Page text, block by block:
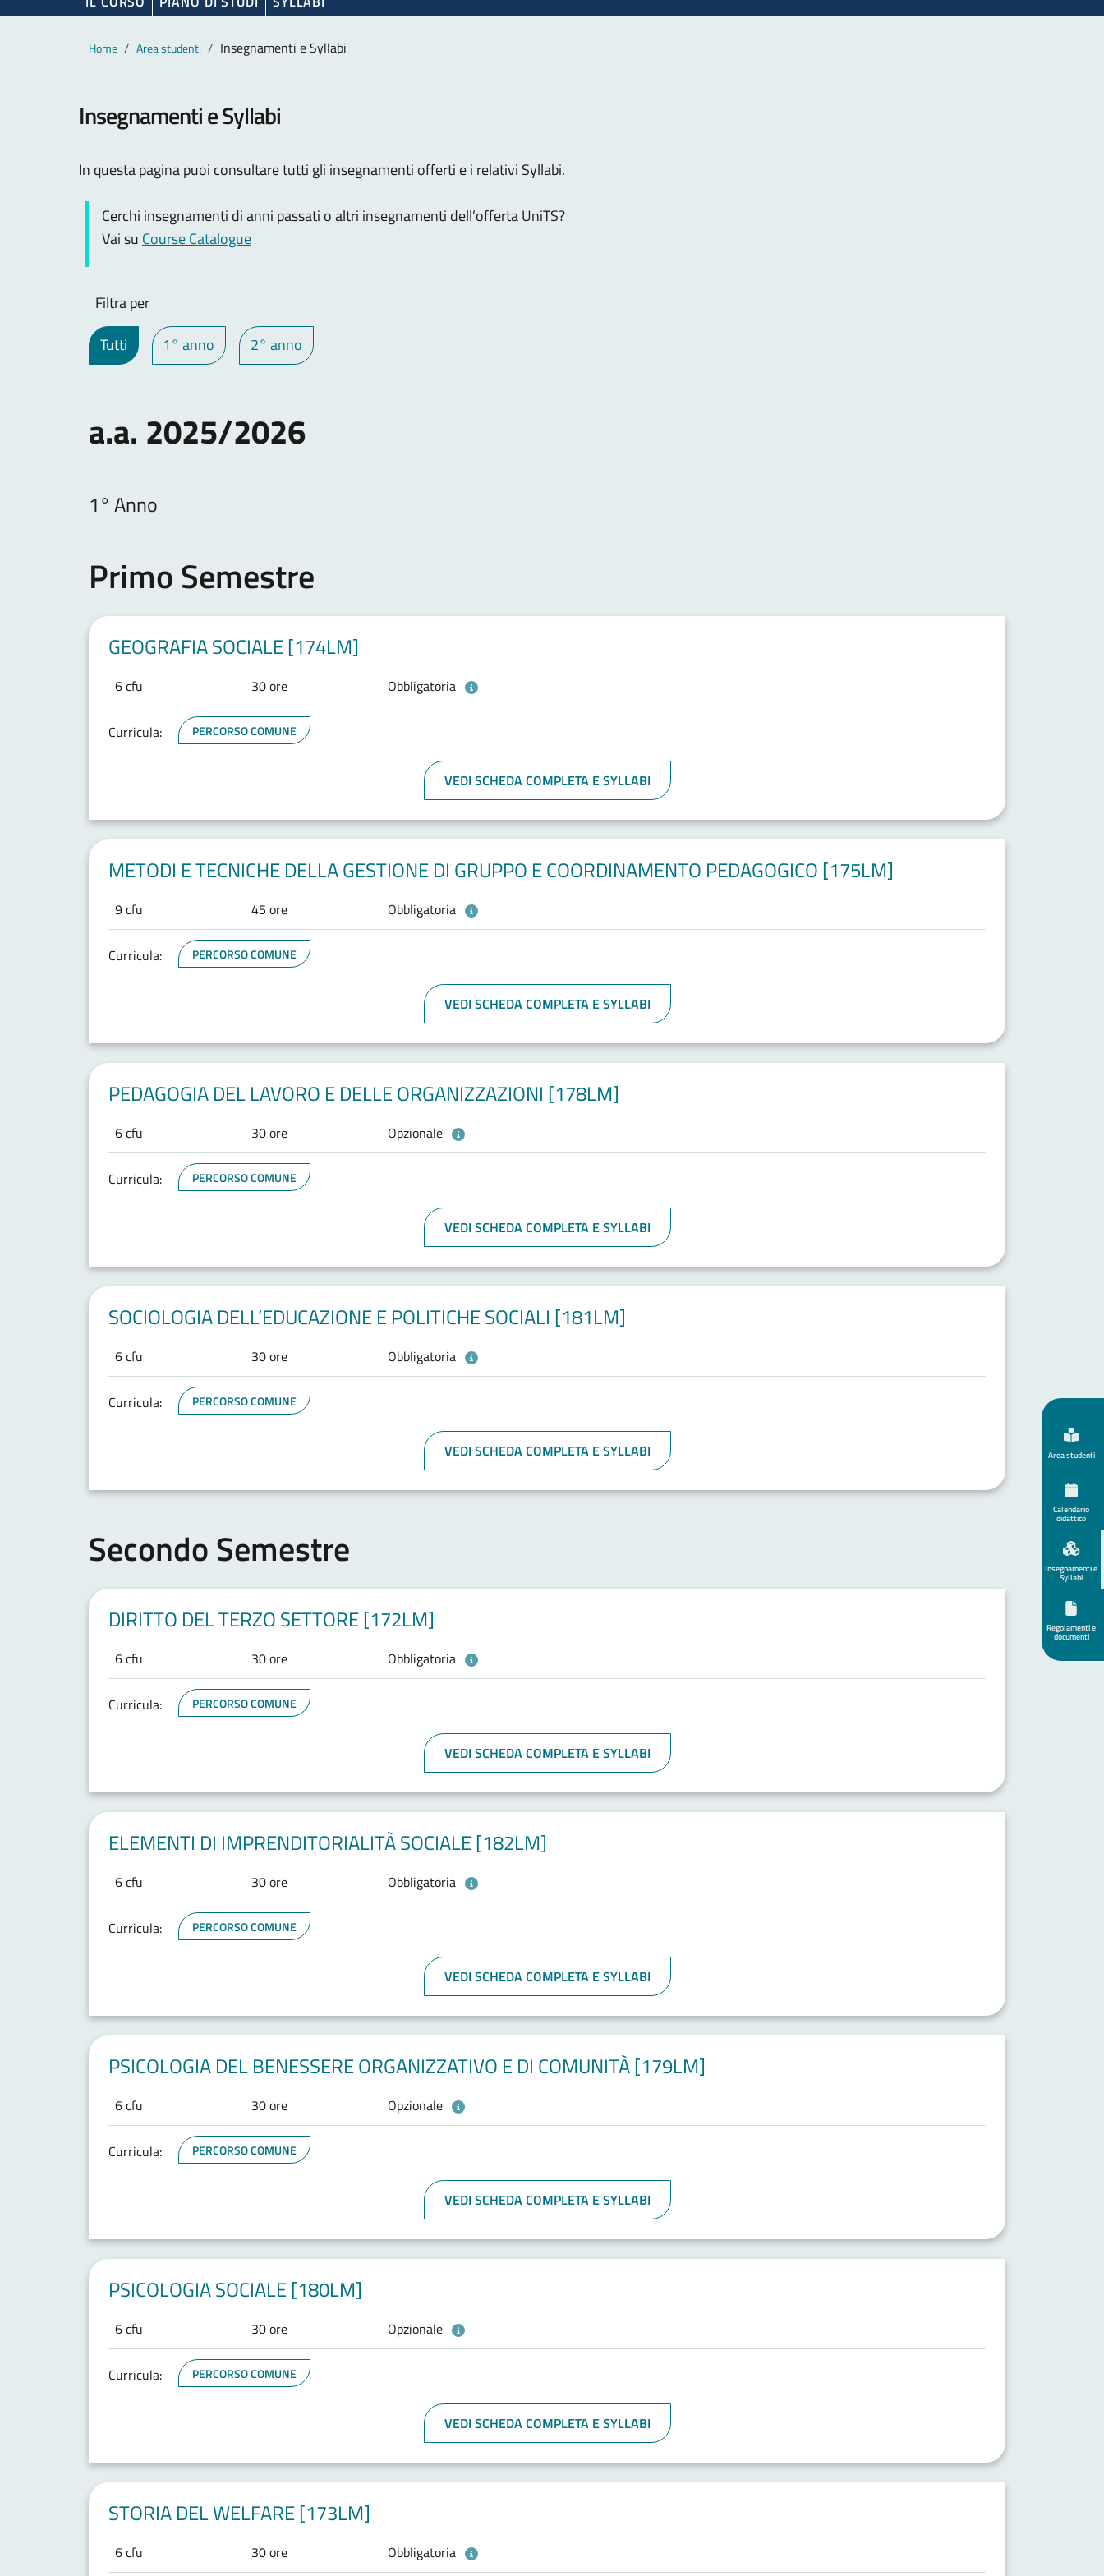
Contenuto principale
Breadcrumb
Home Area studenti Insegnamenti e Syllabi
Insegnamenti e Syllabi
In questa pagina puoi consultare tutti gli insegnamenti offerti e i relativi Syllabi.
Cerchi insegnamenti di anni passati o altri insegnamenti dell’offerta UniTS?
Vai su Course Catalogue
Filtra per
Tutti
1° anno 2° anno
a.a. 2025/2026
1° Anno
Primo Semestre
GEOGRAFIA SOCIALE [174LM]
6 cfu 30 ore Obbligatoria
Curricula: PERCORSO COMUNE
VEDI SCHEDA COMPLETA E SYLLABI
METODI E TECNICHE DELLA GESTIONE DI GRUPPO E COORDINAMENTO PEDAGOGICO [175LM]
9 cfu 45 ore Obbligatoria
Curricula: PERCORSO COMUNE
VEDI SCHEDA COMPLETA E SYLLABI
PEDAGOGIA DEL LAVORO E DELLE ORGANIZZAZIONI [178LM]
6 cfu 30 ore Opzionale
Curricula: PERCORSO COMUNE
VEDI SCHEDA COMPLETA E SYLLABI
SOCIOLOGIA DELL’EDUCAZIONE E POLITICHE SOCIALI [181LM]
6 cfu 30 ore Obbligatoria
Curricula: PERCORSO COMUNE
VEDI SCHEDA COMPLETA E SYLLABI
Secondo Semestre
DIRITTO DEL TERZO SETTORE [172LM]
6 cfu 30 ore Obbligatoria
Curricula: PERCORSO COMUNE
VEDI SCHEDA COMPLETA E SYLLABI
ELEMENTI DI IMPRENDITORIALITÀ SOCIALE [182LM]
6 cfu 30 ore Obbligatoria
Curricula: PERCORSO COMUNE
VEDI SCHEDA COMPLETA E SYLLABI
PSICOLOGIA DEL BENESSERE ORGANIZZATIVO E DI COMUNITÀ [179LM]
6 cfu 30 ore Opzionale
Curricula: PERCORSO COMUNE
VEDI SCHEDA COMPLETA E SYLLABI
PSICOLOGIA SOCIALE [180LM]
6 cfu 30 ore Opzionale
Curricula: PERCORSO COMUNE
VEDI SCHEDA COMPLETA E SYLLABI
STORIA DEL WELFARE [173LM]
6 cfu 30 ore Obbligatoria
Area studenti
Calendario
didattico
Insegnamenti e
Syllabi
Regolamenti e
documenti